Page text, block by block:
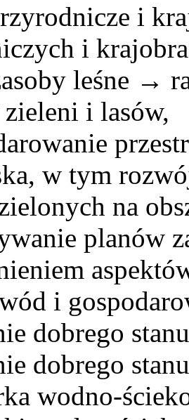
i
i
leśne →
i lasów,
w tym
na
planów
i
dobrego
dobrego
wodno-